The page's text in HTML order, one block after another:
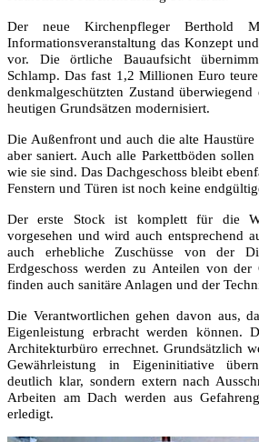
Der neue Kirchenpfleger Berthold
Informationsveranstaltung das Konzept
vor. Die örtliche Bauaufsicht
Schlamp. Das fast 1,2 Millionen Euro
denkmalgeschützten Zustand
heutigen Grundsätzen modernisiert.
Die Außenfront und auch die alte Haustüre
aber saniert. Auch alle Parkettböden
wie sie sind. Das Dachgeschoss bleibt
Fenstern und Türen ist noch keine
Der erste Stock ist komplett für die
vorgesehen und wird auch entsprechend
auch erhebliche Zuschüsse von der
Erdgeschoss werden zu Anteilen von der
finden auch sanitäre Anlagen und der
Die Verantwortlichen gehen davon aus,
Eigenleistung erbracht werden können.
Architekturbüro errechnet. Grundsätzlich
Gewährleistung in Eigeninitiative
deutlich klar, sondern extern nach
Arbeiten am Dach werden aus
erledigt.